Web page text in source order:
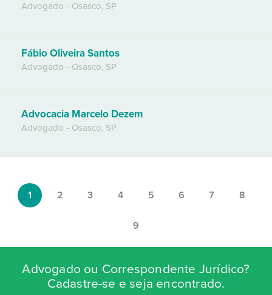
Advogado - Osasco, SP
Fábio Oliveira Santos
Advogado - Osasco, SP
Advocacia Marcelo Dezem
Advogado - Osasco, SP
1 2 3 4 5 6 7 8
9
Advogado ou Correspondente Jurídico?
Cadastre-se e seja encontrado.